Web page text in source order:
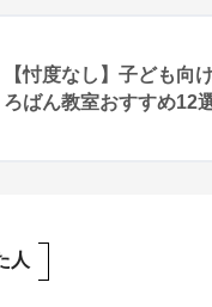
【忖度なし】子ども向
ろばん教室おすすめ12
人